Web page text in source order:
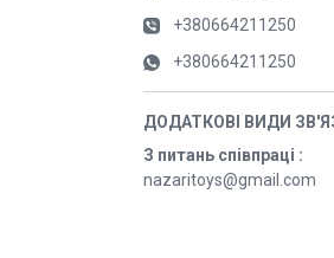
+380664211250
+380664211250
З питань співпраці
nazaritoys@gmail.com